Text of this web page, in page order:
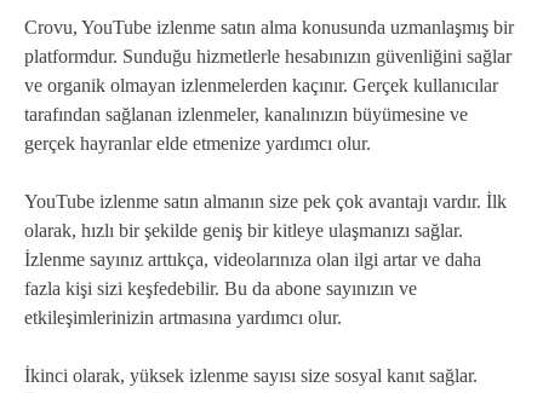
Crovu, YouTube izlenme satın alma konusunda uzmanlaşmış bir
platformdur. Sunduğu hizmetlerle hesabınızın güvenliğini sağlar
ve organik olmayan izlenmelerden kaçınır. Gerçek kullanıcılar
tarafından sağlanan izlenmeler, kanalınızın büyümesine ve
gerçek hayranlar elde etmenize yardımcı olur.
YouTube izlenme satın almanın size pek çok avantajı vardır. İlk
olarak, hızlı bir şekilde geniş bir kitleye ulaşmanızı sağlar.
İzlenme sayınız arttıkça, videolarınıza olan ilgi artar ve daha
fazla kişi sizi keşfedebilir. Bu da abone sayınızın ve
etkileşimlerinizin artmasına yardımcı olur.
İkinci olarak, yüksek izlenme sayısı size sosyal kanıt sağlar.